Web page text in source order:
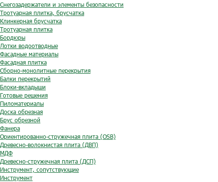
Снегозадержатели и элементы безопасности
Тротуарная плитка, брусчатка
Клинкерная брусчатка
Тротуарная плитка
Бордюры
Лотки водоотводные
Фасадные материалы
Фасадная плитка
Сборно-монолитные перекрытия
Балки перекрытий
Блоки-вкладыши
Готовые решения
Пиломатериалы
Доска обрезная
Брус обрезной
Фанера
Ориентированно-стружечная плита (OSB)
Древесно-волокнистая плита (ДВП)
МДФ
Древесно-стружечная плита (ДСП)
Инструмент, сопутствующие
Инструмент